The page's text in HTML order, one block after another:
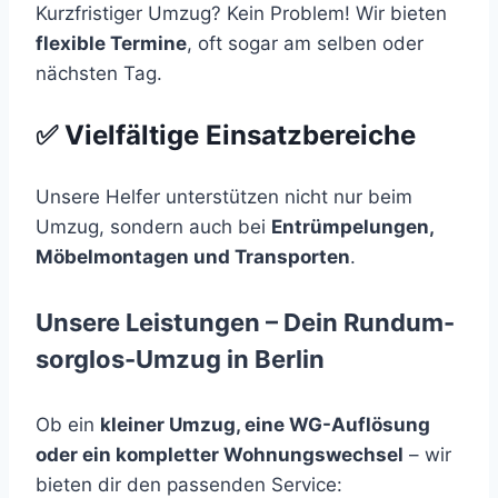
Kurzfristiger Umzug? Kein Problem! Wir bieten
flexible Termine, oft sogar am selben oder
nächsten Tag.
✅ Vielfältige Einsatzbereiche
Unsere Helfer unterstützen nicht nur beim
Umzug, sondern auch bei Entrümpelungen,
Möbelmontagen und Transporten.
Unsere Leistungen – Dein Rundum-
sorglos-Umzug in Berlin
Ob ein kleiner Umzug, eine WG-Auflösung
oder ein kompletter Wohnungswechsel – wir
bieten dir den passenden Service: